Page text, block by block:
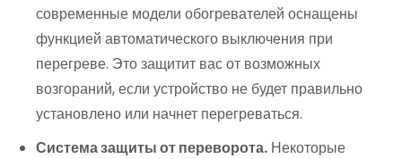
современные модели обогревателей оснащены
функцией автоматического выключения при
перегреве. Это защитит вас от возможных
возгораний, если устройство не будет правильно
установлено или начнет перегреваться.
Система защиты от переворота. Некоторые